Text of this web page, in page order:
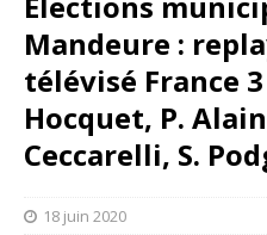
Mandeure :
télévisé France 3
Hocquet, P.
Ceccarelli, S.
18 juin 2020